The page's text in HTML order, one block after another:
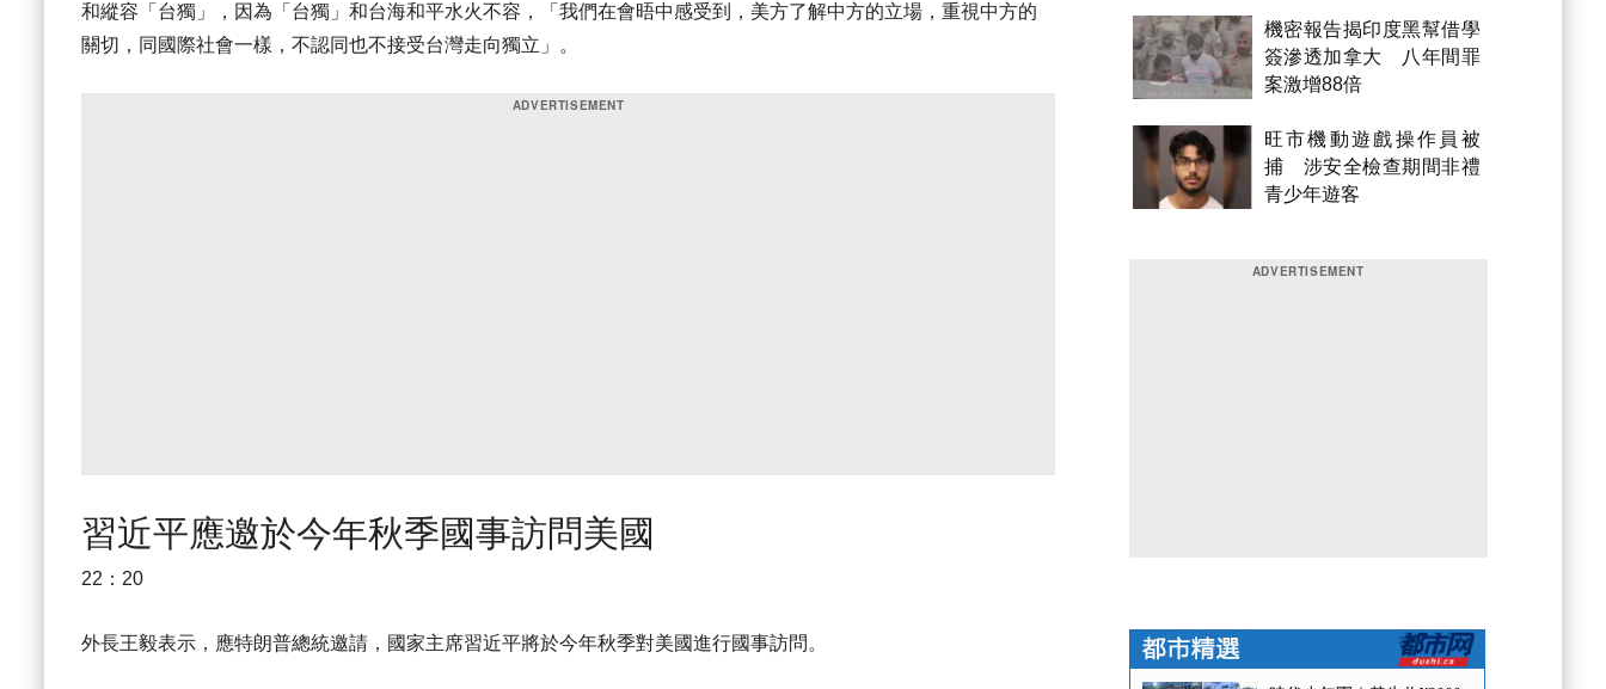
和縱容「台獨」，因為「台獨」和台海和平水火不容，「我們在會晤中感受到，美方了解中方的立場，重視中方的
關切，同國際社會一樣，不認同也不接受台灣走向獨立」。
習近平應邀於今年秋季國事訪問美國
22：20
外長王毅表示，應特朗普總統邀請，國家主席習近平將於今年秋季對美國進行國事訪問。
機密報告揭印度黑幫借學
簽滲透加拿大 八年間罪
案激增88倍
旺市機動遊戲操作員被
捕 涉安全檢查期間非禮
青少年遊客